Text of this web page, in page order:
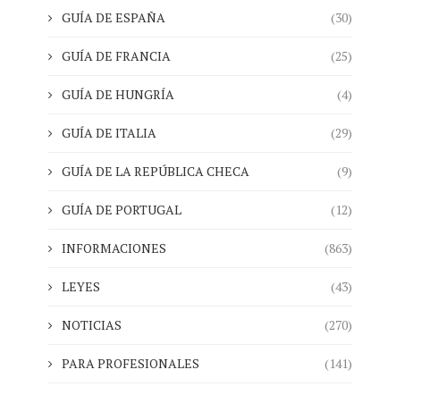
GUÍA DE ESPAÑA (30)
GUÍA DE FRANCIA (25)
GUÍA DE HUNGRÍA (4)
GUÍA DE ITALIA (29)
GUÍA DE LA REPÚBLICA CHECA (9)
GUÍA DE PORTUGAL (12)
INFORMACIONES (863)
LEYES (43)
NOTICIAS (270)
PARA PROFESIONALES (141)